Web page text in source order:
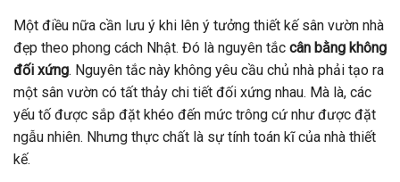
Một điều nữa cần lưu ý khi lên ý tưởng thiết kế sân vườn nhà
đẹp theo phong cách Nhật. Đó là nguyên tắc cân bằng không
đối xứng. Nguyên tắc này không yêu cầu chủ nhà phải tạo ra
một sân vườn có tất thảy chi tiết đối xứng nhau. Mà là, các
yếu tố được sắp đặt khéo đến mức trông cứ như được đặt
ngẫu nhiên. Nhưng thực chất là sự tính toán kĩ của nhà thiết
kế.